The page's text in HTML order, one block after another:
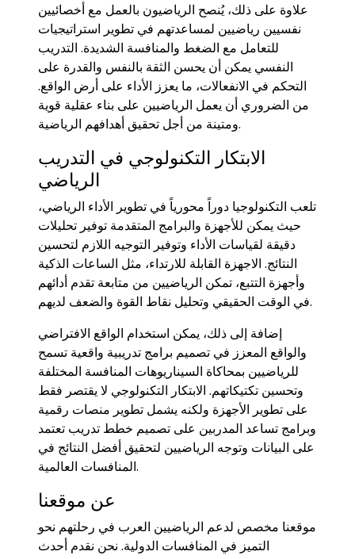
علاوة على ذلك، يُنصح الرياضيون بالعمل مع أخصائيين
نفسيين رياضيين لمساعدتهم في تطوير استراتيجيات
للتعامل مع الضغط والمنافسة الشديدة. التدريب
النفسي يمكن أن يحسن الثقة بالنفس والقدرة على
التحكم في الانفعالات، ما يعزز الأداء على أرض الواقع.
من الضروري أن يعمل الرياضيين على بناء عقلية قوية
ومتينة من أجل تحقيق أهدافهم الرياضية.
الابتكار التكنولوجي في التدريب
الرياضي
تلعب التكنولوجيا دوراً محورياً في تطوير الأداء الرياضي،
حيث يمكن للأجهزة والبرامج المتقدمة توفير تحليلات
دقيقة لقياسات الأداء وتوفير التوجيه اللازم لتحسين
النتائج. الاجهزة القابلة للارتداء، مثل الساعات الذكية
وأجهزة التتبع، تمكن الرياضيين من متابعة تقدم أدائهم
في الوقت الحقيقي وتحليل نقاط القوة والضعف لديهم.
إضافة إلى ذلك، يمكن استخدام الواقع الافتراضي
والواقع المعزز في تصميم برامج تدريبية واقعية تسمح
للرياضيين بمحاكاة السيناريوهات المنافسة المختلفة
وتحسين تكتيكاتهم. الابتكار التكنولوجي لا يقتصر فقط
على تطوير الأجهزة ولكنه يشمل تطوير منصات رقمية
وبرامج تساعد المدربين على تصميم خطط تدريب تعتمد
على البيانات وتوجه الرياضيين لتحقيق أفضل النتائج في
المنافسات العالمية.
عن موقعنا
موقعنا مخصص لدعم الرياضيين العرب في رحلتهم نحو
التميز في المنافسات الدولية. نحن نقدم أحدث